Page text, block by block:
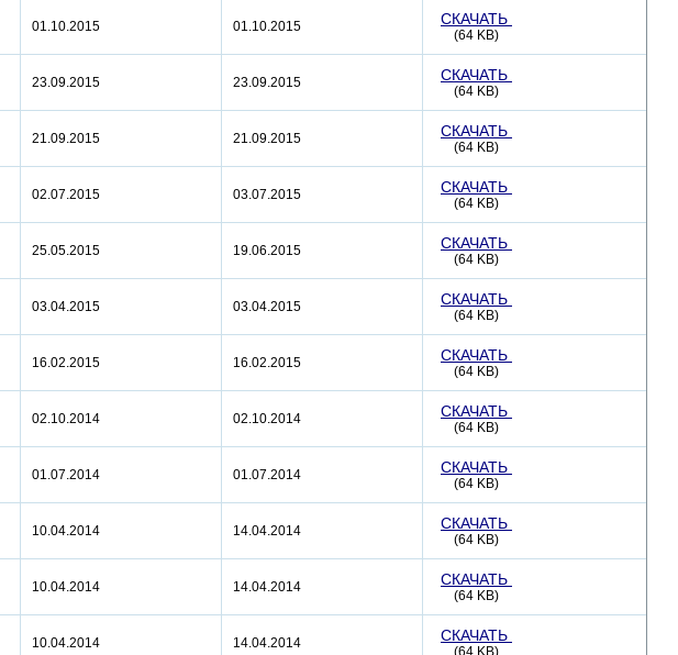
01.10.2015 01.10.2015 СКАЧАТЬ
(64 KB)
23.09.2015 23.09.2015 СКАЧАТЬ
(64 KB)
21.09.2015 21.09.2015 СКАЧАТЬ
(64 KB)
02.07.2015 03.07.2015 СКАЧАТЬ
(64 KB)
25.05.2015 19.06.2015 СКАЧАТЬ
(64 KB)
03.04.2015 03.04.2015 СКАЧАТЬ
(64 KB)
16.02.2015 16.02.2015 СКАЧАТЬ
(64 KB)
02.10.2014 02.10.2014 СКАЧАТЬ
(64 KB)
01.07.2014 01.07.2014 СКАЧАТЬ
(64 KB)
10.04.2014 14.04.2014 СКАЧАТЬ
(64 KB)
10.04.2014 14.04.2014 СКАЧАТЬ
(64 KB)
10.04.2014 14.04.2014 СКАЧАТЬ
(64 KB)